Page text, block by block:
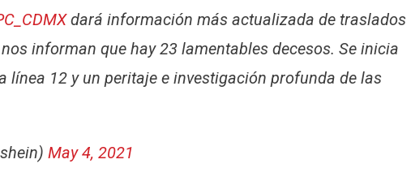
dará información más actualizada de traslados
informan que hay 23 lamentables decesos. Se inicia
línea 12 y un peritaje e investigación profunda de las
May 4, 2021